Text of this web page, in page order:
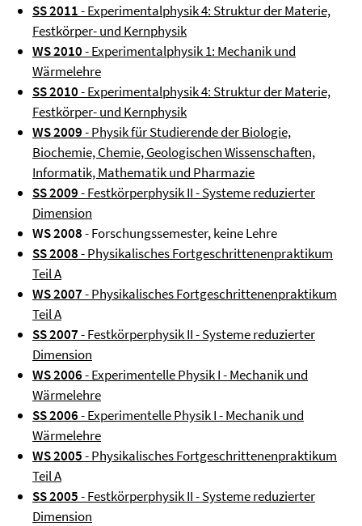
SS 2011- Experimentalphysik 4: Struktur der Materie,
Festkörper- und Kernphysik
WS 2010- Experimentalphysik 1: Mechanik und
Wärmelehre
SS 2010- Experimentalphysik 4: Struktur der Materie,
Festkörper- und Kernphysik
WS 2009- Physik für Studierende der Biologie,
Biochemie, Chemie, Geologischen Wissenschaften,
Informatik, Mathematik und Pharmazie
SS 2009- Festkörperphysik II - Systeme reduzierter
Dimension
WS 2008- Forschungssemester, keine Lehre
SS 2008- Physikalisches Fortgeschrittenenpraktikum
Teil A
WS 2007- Physikalisches Fortgeschrittenenpraktikum
Teil A
SS 2007- Festkörperphysik II - Systeme reduzierter
Dimension
WS 2006- Experimentelle Physik I - Mechanik und
Wärmelehre
SS 2006- Experimentelle Physik I - Mechanik und
Wärmelehre
WS 2005- Physikalisches Fortgeschrittenenpraktikum
Teil A
SS 2005- Festkörperphysik II - Systeme reduzierter
Dimension